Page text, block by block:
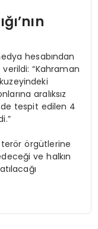
hesabından
“Kahraman
aralıksız
tespit edilen 4
terör örgütlerine
ve halkın